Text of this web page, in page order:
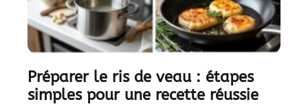
Préparer le ris de veau : étapes
simples pour une recette réussie